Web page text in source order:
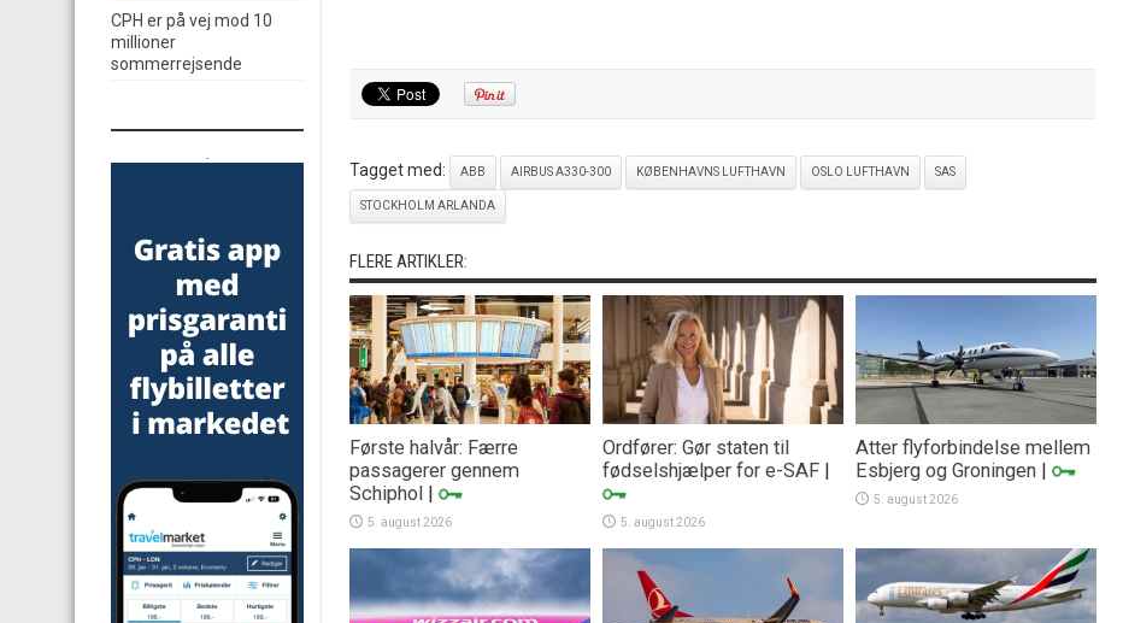
Tagget med: ABB AIRBUS A330-300 KØBENHAVNS LUFTHAVN OSLO LUFTHAVN SAS
STOCKHOLM ARLANDA
FLERE ARTIKLER:
Første halvår: Færre
passagerer gennem
Schiphol |
5. august 2026
Ordfører: Gør staten til
fødselshjælper for e-SAF |
5. august 2026
Atter flyforbindelse mellem
Esbjerg og Groningen |
5. august 2026
CPH er på vej mod 10
millioner
sommerrejsende